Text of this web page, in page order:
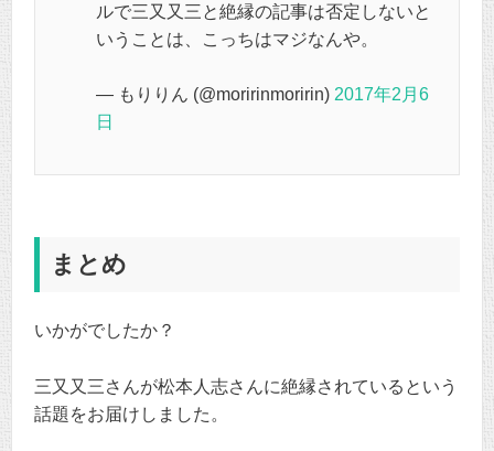
ルで三又又三と絶縁の記事は否定しないと
いうことは、こっちはマジなんや。
— もりりん (@moririnmoririn) 2017年2月6
日
まとめ
いかがでしたか？
三又又三さんが松本人志さんに絶縁されているという
話題をお届けしました。